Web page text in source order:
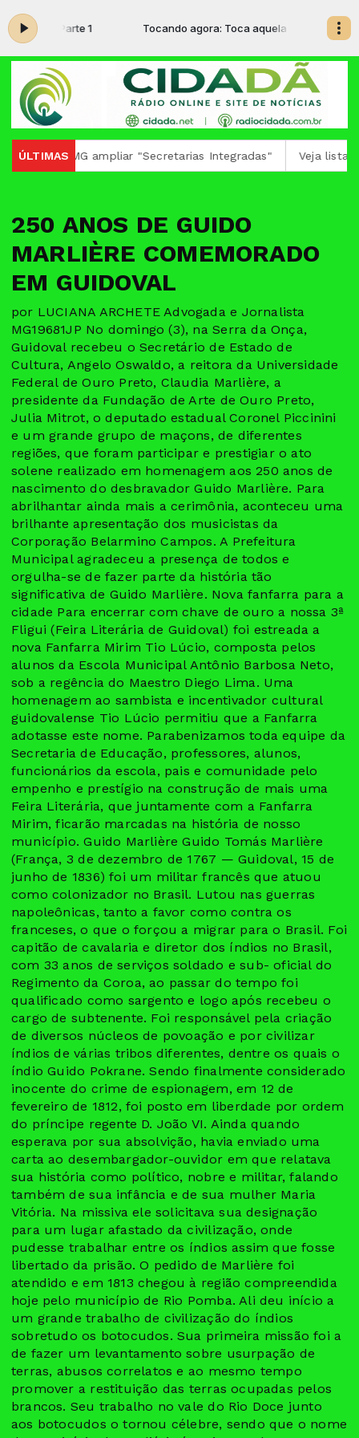
- Parte 1 Tocando agora: Toca aquela - Parte 1
ÚLTIMAS
TJMG ampliar "Secretarias Integradas" Veja lista de
250 ANOS DE GUIDO
MARLIÈRE COMEMORADO
EM GUIDOVAL
por LUCIANA ARCHETE Advogada e Jornalista
MG19681JP No domingo (3), na Serra da Onça,
Guidoval recebeu o Secretário de Estado de
Cultura, Angelo Oswaldo, a reitora da Universidade
Federal de Ouro Preto, Claudia Marlière, a
presidente da Fundação de Arte de Ouro Preto,
Julia Mitrot, o deputado estadual Coronel Piccinini
e um grande grupo de maçons, de diferentes
regiões, que foram participar e prestigiar o ato
solene realizado em homenagem aos 250 anos de
nascimento do desbravador Guido Marlière. Para
abrilhantar ainda mais a cerimônia, aconteceu uma
brilhante apresentação dos musicistas da
Corporação Belarmino Campos. A Prefeitura
Municipal agradeceu a presença de todos e
orgulha-se de fazer parte da história tão
significativa de Guido Marlière. Nova fanfarra para a
cidade Para encerrar com chave de ouro a nossa 3ª
Fligui (Feira Literária de Guidoval) foi estreada a
nova Fanfarra Mirim Tio Lúcio, composta pelos
alunos da Escola Municipal Antônio Barbosa Neto,
sob a regência do Maestro Diego Lima. Uma
homenagem ao sambista e incentivador cultural
guidovalense Tio Lúcio permitiu que a Fanfarra
adotasse este nome. Parabenizamos toda equipe da
Secretaria de Educação, professores, alunos,
funcionários da escola, pais e comunidade pelo
empenho e prestígio na construção de mais uma
Feira Literária, que juntamente com a Fanfarra
Mirim, ficarão marcadas na história de nosso
município. Guido Marlière Guido Tomás Marlière
(França, 3 de dezembro de 1767 — Guidoval, 15 de
junho de 1836) foi um militar francês que atuou
como colonizador no Brasil. Lutou nas guerras
napoleônicas, tanto a favor como contra os
franceses, o que o forçou a migrar para o Brasil. Foi
capitão de cavalaria e diretor dos índios no Brasil,
com 33 anos de serviços soldado e sub- oficial do
Regimento da Coroa, ao passar do tempo foi
qualificado como sargento e logo após recebeu o
cargo de subtenente. Foi responsável pela criação
de diversos núcleos de povoação e por civilizar
índios de várias tribos diferentes, dentre os quais o
índio Guido Pokrane. Sendo finalmente considerado
inocente do crime de espionagem, em 12 de
fevereiro de 1812, foi posto em liberdade por ordem
do príncipe regente D. João VI. Ainda quando
esperava por sua absolvição, havia enviado uma
carta ao desembargador-ouvidor em que relatava
sua história como político, nobre e militar, falando
também de sua infância e de sua mulher Maria
Vitória. Na missiva ele solicitava sua designação
para um lugar afastado da civilização, onde
pudesse trabalhar entre os índios assim que fosse
libertado da prisão. O pedido de Marlière foi
atendido e em 1813 chegou à região compreendida
hoje pelo município de Rio Pomba. Ali deu início a
um grande trabalho de civilização do índios
sobretudo os botocudos. Sua primeira missão foi a
de fazer um levantamento sobre usurpação de
terras, abusos correlatos e ao mesmo tempo
promover a restituição das terras ocupadas pelos
brancos. Seu trabalho no vale do Rio Doce junto
aos botocudos o tornou célebre, sendo que o nome